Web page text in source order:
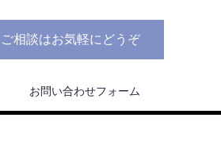
ご相談はお気軽にどうぞ
お問い合わせフォーム